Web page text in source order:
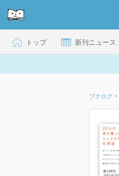
トップ 新刊ニュース
ブクログ >